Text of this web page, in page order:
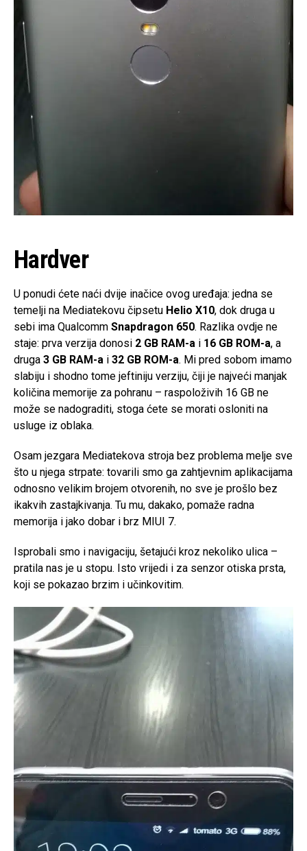
Hardver
U ponudi ćete naći dvije inačice ovog uređaja: jedna se
temelji na Mediatekovu čipsetu Helio X10, dok druga u
sebi ima Qualcomm Snapdragon 650. Razlika ovdje ne
staje: prva verzija donosi 2 GB RAM-a i 16 GB ROM-a, a
druga 3 GB RAM-a i 32 GB ROM-a. Mi pred sobom imamo
slabiju i shodno tome jeftiniju verziju, čiji je najveći manjak
količina memorije za pohranu – raspoloživih 16 GB ne
može se nadograditi, stoga ćete se morati osloniti na
usluge iz oblaka.
Osam jezgara Mediatekova stroja bez problema melje sve
što u njega strpate: tovarili smo ga zahtjevnim aplikacijama
odnosno velikim brojem otvorenih, no sve je prošlo bez
ikakvih zastajkivanja. Tu mu, dakako, pomaže radna
memorija i jako dobar i brz MIUI 7.
Isprobali smo i navigaciju, šetajući kroz nekoliko ulica –
pratila nas je u stopu. Isto vrijedi i za senzor otiska prsta,
koji se pokazao brzim i učinkovitim.